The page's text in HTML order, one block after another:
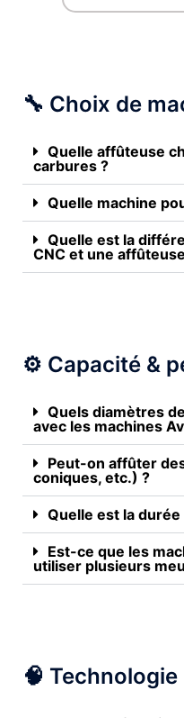
🔧 Choix de
Quelle affûteuse
carbures ?
Quelle machine
Quelle est la
CNC et une
⚙️ Capacité &
Quels diamètres
avec les machines
Peut-on affûter
coniques, etc.) ?
Quelle est la durée
Est-ce que les
utiliser plusieurs
🧠 Technologie